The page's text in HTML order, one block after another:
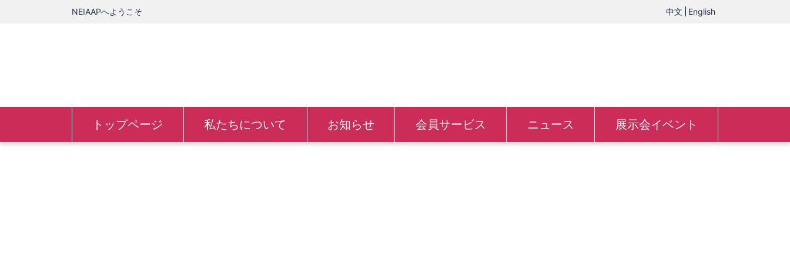
NEIAAPへようこそ 中文 English
トップページ 私たちについて お知らせ 会員サービス ニュース 展示会イベント